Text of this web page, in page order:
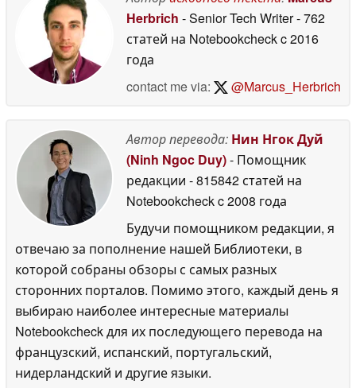
Herbrich - Senior Tech Writer- 762
статей на Notebookcheckc 2016
года
contact me via:
@Marcus_Herbrich
Автор перевода: Нин Нгок Дуй
(Ninh Ngoc Duy)- Помощник
редакции - 815842 статей на
Notebookcheckc 2008 года
Будучи помощником редакции, я
отвечаю за пополнение нашей Библиотеки, в
которой собраны обзоры с самых разных
сторонних порталов. Помимо этого, каждый день я
выбираю наиболее интересные материалы
Notebookcheck для их последующего перевода на
французский, испанский, португальский,
нидерландский и другие языки.